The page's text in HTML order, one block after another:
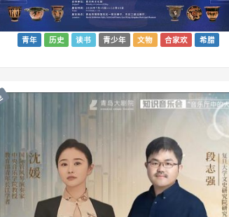
青年 历史 读书 青少年 文物 合家欢 希腊